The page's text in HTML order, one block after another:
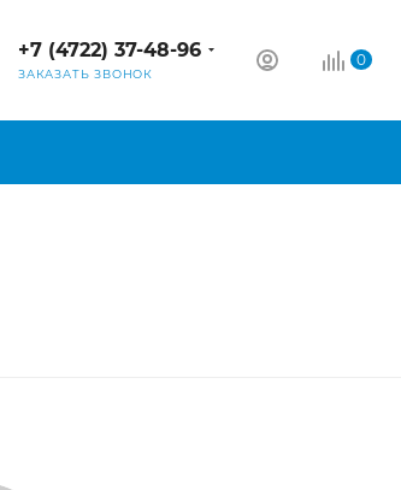
+7 (4722) 37-48-96
ЗАКАЗАТЬ ЗВОНОК
0